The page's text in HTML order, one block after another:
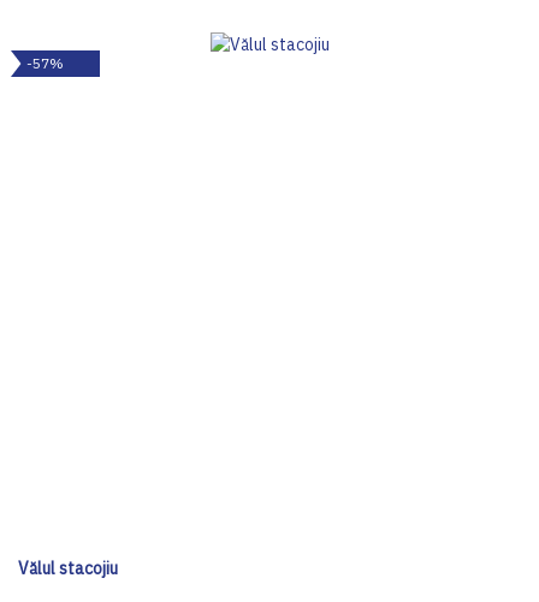
-57%
Vălul stacojiu